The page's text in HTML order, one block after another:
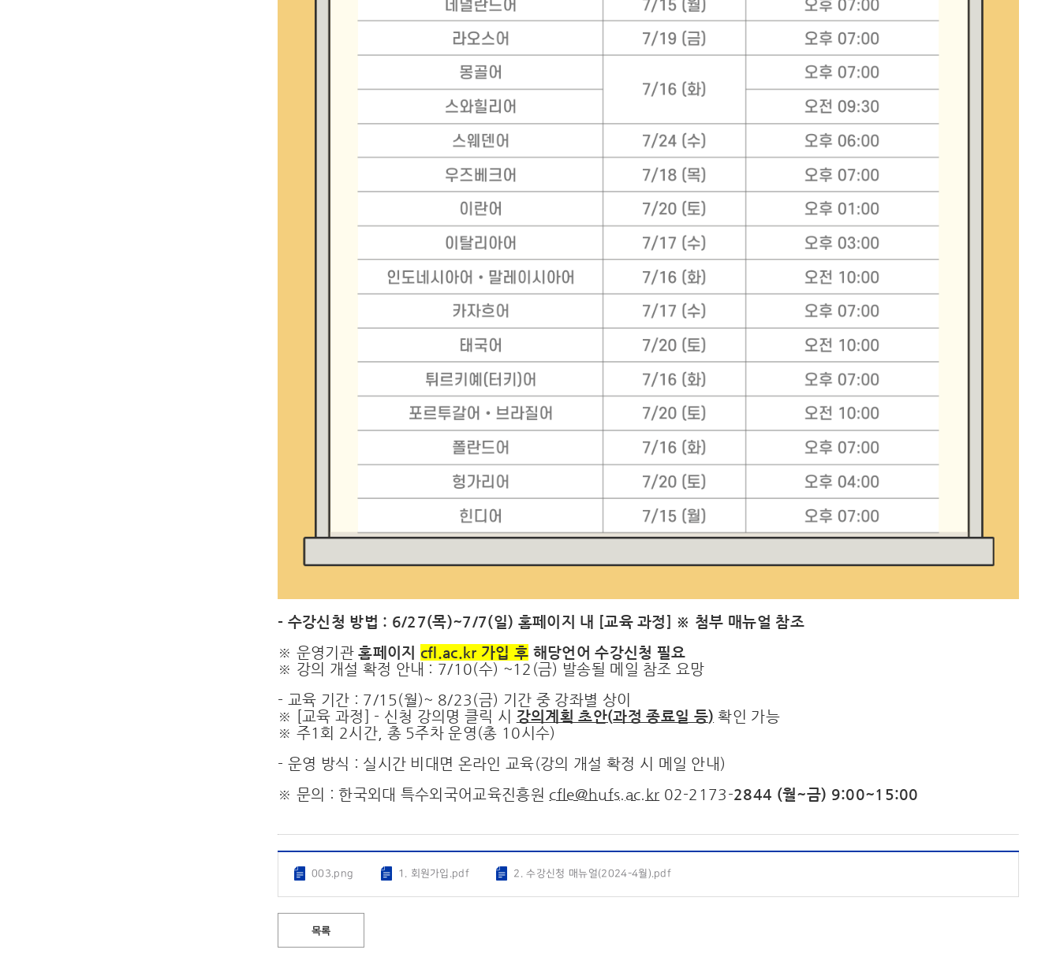
- 수강신청 방법 : 6/27(목)~7/7(일) 홈페이지 내 [교육 과정] ※ 첨부 매뉴얼 참조
※ 운영기관홈페이지 cfl.ac.kr 가입 후 해당언어 수강신청 필요
※ 강의 개설 확정 안내 : 7/10(수) ~12(금) 발송될 메일 참조 요망
- 교육 기간 : 7/15(월)~ 8/23(금) 기간 중 강좌별 상이
※ [교육 과정] - 신청 강의명 클릭 시 강의계획 초안(과정 종료일 등) 확인 가능
※ 주1회 2시간, 총 5주차 운영(총 10시수)
- 운영 방식 : 실시간 비대면 온라인 교육(강의 개설 확정 시 메일 안내)
※ 문의 : 한국외대 특수외국어교육진흥원 cfle@hufs.ac.kr 02-2173-2844 (월~금) 9:00~15:00
003.png 1. 회원가입.pdf 2. 수강신청 매뉴얼(2024-4월).pdf
목록